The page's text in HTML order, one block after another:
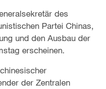
des
Partei Chinas,
und den Ausbau der
erscheinen.
der Zentralen